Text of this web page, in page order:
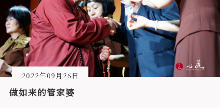
2022年09月26日
做如来的管家婆